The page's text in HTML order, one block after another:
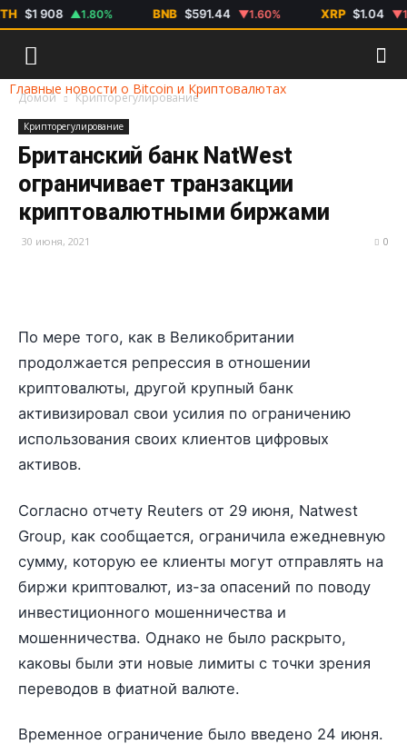
$1 908 ▲1.80% BNB $591.44 ▼1.60% XRP $1.04
Главные новости о Bitcoin и Криптовалютах
Домой Крипторегулирование
Крипторегулирование
Британский банк NatWest
ограничивает транзакции
криптовалютными биржами
30 июня, 2021 0
По мере того, как в Великобритании
продолжается репрессия в отношении
криптовалюты, другой крупный банк
активизировал свои усилия по ограничению
использования своих клиентов цифровых
активов.
Согласно отчету Reuters от 29 июня, Natwest
Group, как сообщается, ограничила ежедневную
сумму, которую ее клиенты могут отправлять на
биржи криптовалют, из-за опасений по поводу
инвестиционного мошенничества и
мошенничества. Однако не было раскрыто,
каковы были эти новые лимиты с точки зрения
переводов в фиатной валюте.
Временное ограничение было введено 24 июня.